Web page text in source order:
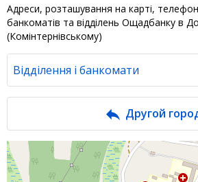
Адреси, розташування на карті,
банкоматів та відділень Ощадбанку в
(Комінтернівському)
Відділення і банкомати
Відгуки
Другой